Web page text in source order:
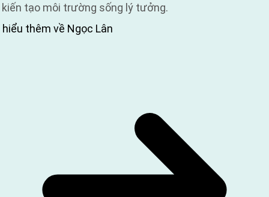
tạo môi trường sống lý tưởng.
thêm về Ngọc Lân